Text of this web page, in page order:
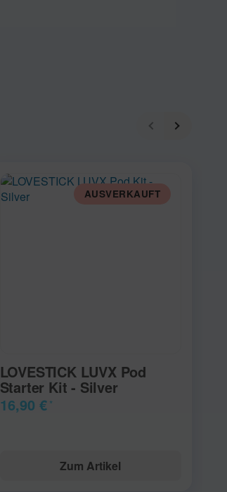
AUSVERKAUFT
LOVESTICK LUVX Pod
Starter Kit - Silver
16,90 €*
Zum Artikel